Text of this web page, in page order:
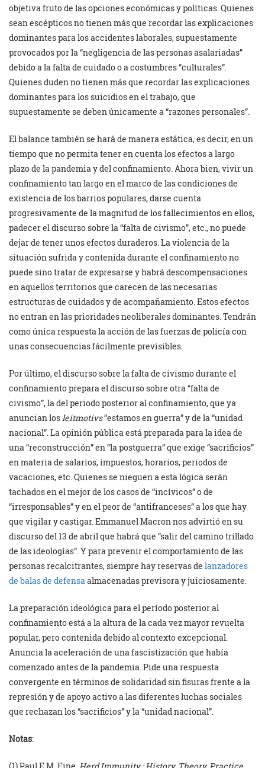
objetiva fruto de las opciones económicas y políticas. Quienes
sean escépticos no tienen más que recordar las explicaciones
dominantes para los accidentes laborales, supuestamente
provocados por la “negligencia de las personas asalariadas”
debido a la falta de cuidado o a costumbres “culturales”.
Quienes duden no tienen más que recordar las explicaciones
dominantes para los suicidios en el trabajo, que
supuestamente se deben únicamente a “razones personales”.
El balance también se hará de manera estática, es decir, en un
tiempo que no permita tener en cuenta los efectos a largo
plazo de la pandemia y del confinamiento. Ahora bien, vivir un
confinamiento tan largo en el marco de las condiciones de
existencia de los barrios populares, darse cuenta
progresivamente de la magnitud de los fallecimientos en ellos,
padecer el discurso sobre la “falta de civismo”, etc., no puede
dejar de tener unos efectos duraderos. La violencia de la
situación sufrida y contenida durante el confinamiento no
puede sino tratar de expresarse y habrá descompensaciones
en aquellos territorios que carecen de las necesarias
estructuras de cuidados y de acompañamiento. Estos efectos
no entran en las prioridades neoliberales dominantes. Tendrán
como única respuesta la acción de las fuerzas de policía con
unas consecuencias fácilmente previsibles.
Por último, el discurso sobre la falta de civismo durante el
confinamiento prepara el discurso sobre otra “falta de
civismo”, la del periodo posterior al confinamiento, que ya
anuncian losleitmotivs“estamos en guerra” y de la “unidad
nacional”. La opinión pública está preparada para la idea de
una “reconstrucción” en “la postguerra” que exige “sacrificios”
en materia de salarios, impuestos, horarios, periodos de
vacaciones, etc. Quienes se nieguen a esta lógica serán
tachados en el mejor de los casos de “incívicos” o de
“irresponsables” y en el peor de “antifranceses” a los que hay
que vigilar y castigar. Emmanuel Macron nos advirtió en su
discurso del 13 de abril que habrá que “salir del camino trillado
de las ideologías”. Y para prevenir el comportamiento de las
personas recalcitrantes, siempre hay reservas de lanzadores
de balas de defensaalmacenadas previsora y juiciosamente.
La preparación ideológica para el período posterior al
confinamiento está a la altura de la cada vez mayor revuelta
popular, pero contenida debido al contexto excepcional.
Anuncia la aceleración de una fascistización que había
comenzado antes de la pandemia. Pide una respuesta
convergente en términos de solidaridad sin fisuras frente a la
represión y de apoyo activo a las diferentes luchas sociales
que rechazan los “sacrificios” y la “unidad nacional”.
Notas: